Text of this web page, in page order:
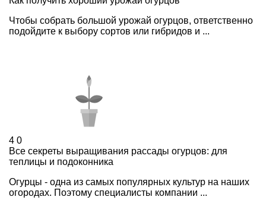
Чтобы собрать большой урожай огурцов, ответственно
подойдите к выбору сортов или гибридов и ...
4 0
Все секреты выращивания рассады огурцов: для
теплицы и подоконника
Огурцы - одна из самых популярных культур на наших
огородах. Поэтому специалисты компании ...